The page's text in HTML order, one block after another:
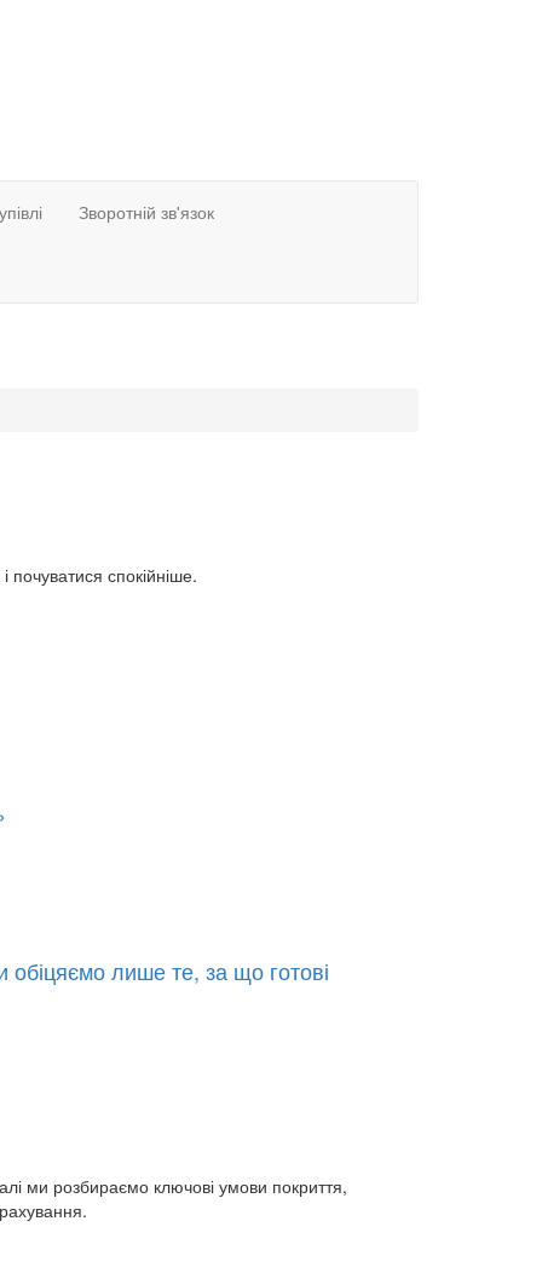
Зворотній зв'язок
спокійніше.
лише те, за що готові
ми розбираємо ключові умови покриття,